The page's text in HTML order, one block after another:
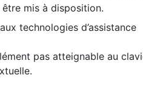
être mis à disposition.
technologies d’assistance
pas atteignable au